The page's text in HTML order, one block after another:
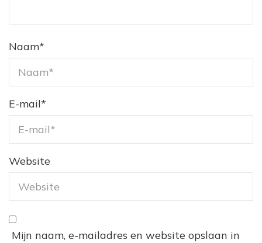
Naam*
E-mail*
Website
Mijn naam, e-mailadres en website opslaan in